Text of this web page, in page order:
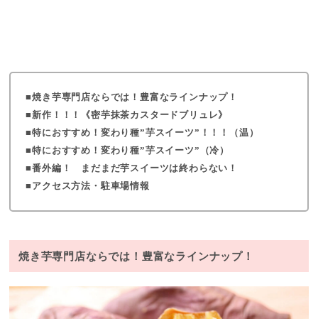
焼き芋専門店ならでは！豊富なラインナップ！
新作！！！《密芋抹茶カスタードブリュレ》
特におすすめ！変わり種”芋スイーツ”！！！（温）
特におすすめ！変わり種”芋スイーツ”（冷）
番外編！ まだまだ芋スイーツは終わらない！
アクセス方法・駐車場情報
焼き芋専門店ならでは！豊富なラインナップ！